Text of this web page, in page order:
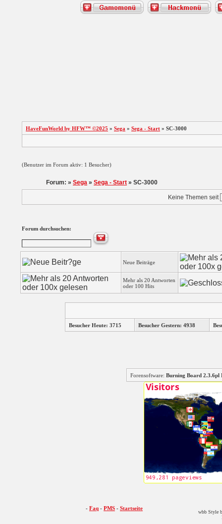
HaveFunWorld by HFW™ ©2025 » Sega » Sega - Start » SC-3000
(Benutzer im Forum aktiv: 1 Besucher)
Forum: » Sega » Sega - Start » SC-3000
Keine Themen seit
Forum durchsuchen:
Neue Beiträge
Mehr als 20 Antworten
oder 100 Hits
Besucher Heute: 3715 Besucher Gestern: 4938
Forensoftware: Burning Board
- Faq - PMS - Startseite
wbb Style